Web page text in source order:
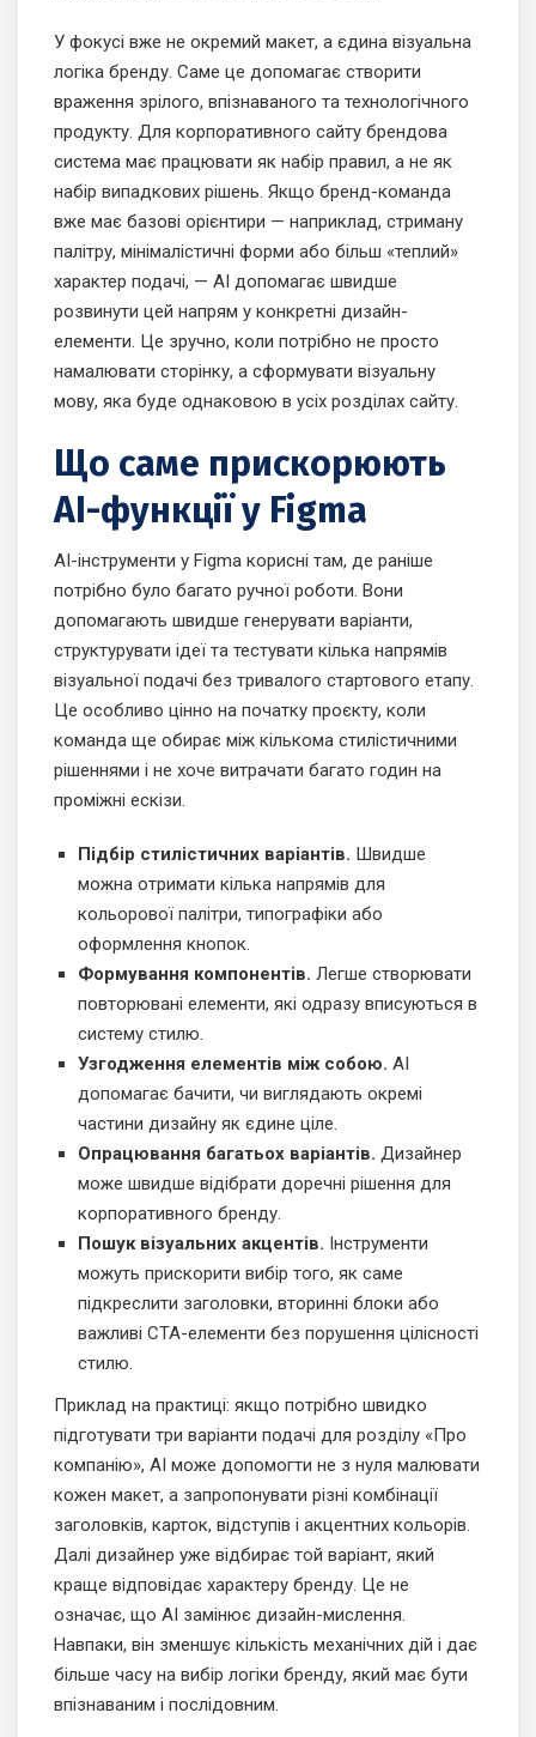
У фокусі вже не окремий макет, а єдина візуальна
логіка бренду. Саме це допомагає створити
враження зрілого, впізнаваного та технологічного
продукту. Для корпоративного сайту брендова
система має працювати як набір правил, а не як
набір випадкових рішень. Якщо бренд-команда
вже має базові орієнтири — наприклад, стриману
палітру, мінімалістичні форми або більш «теплий»
характер подачі, — AI допомагає швидше
розвинути цей напрям у конкретні дизайн-
елементи. Це зручно, коли потрібно не просто
намалювати сторінку, а сформувати візуальну
мову, яка буде однаковою в усіх розділах сайту.
Що саме прискорюють
AI-функції у Figma
AI-інструменти у Figma корисні там, де раніше
потрібно було багато ручної роботи. Вони
допомагають швидше генерувати варіанти,
структурувати ідеї та тестувати кілька напрямів
візуальної подачі без тривалого стартового етапу.
Це особливо цінно на початку проєкту, коли
команда ще обирає між кількома стилістичними
рішеннями і не хоче витрачати багато годин на
проміжні ескізи.
Підбір стилістичних варіантів. Швидше
можна отримати кілька напрямів для
кольорової палітри, типографіки або
оформлення кнопок.
Формування компонентів. Легше створювати
повторювані елементи, які одразу вписуються в
систему стилю.
Узгодження елементів між собою. AI
допомагає бачити, чи виглядають окремі
частини дизайну як єдине ціле.
Опрацювання багатьох варіантів. Дизайнер
може швидше відібрати доречні рішення для
корпоративного бренду.
Пошук візуальних акцентів. Інструменти
можуть прискорити вибір того, як саме
підкреслити заголовки, вторинні блоки або
важливі CTA-елементи без порушення цілісності
стилю.
Приклад на практиці: якщо потрібно швидко
підготувати три варіанти подачі для розділу «Про
компанію», AI може допомогти не з нуля малювати
кожен макет, а запропонувати різні комбінації
заголовків, карток, відступів і акцентних кольорів.
Далі дизайнер уже відбирає той варіант, який
краще відповідає характеру бренду. Це не
означає, що AI замінює дизайн-мислення.
Навпаки, він зменшує кількість механічних дій і дає
більше часу на вибір логіки бренду, який має бути
впізнаваним і послідовним.